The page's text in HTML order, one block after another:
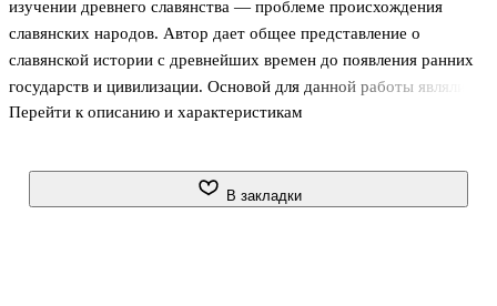
изучении древнего славянства — проблеме происхождения
славянских народов. Автор дает общее представление о
славянской истории с древнейших времен до появления ранних
государств и цивилизации. Основой для данной работы являлись
конкретные данные, полученные к настоящему времени
Издание предназначено для историков, этнологов,
Перейти к описанию и характеристикам
В закладки